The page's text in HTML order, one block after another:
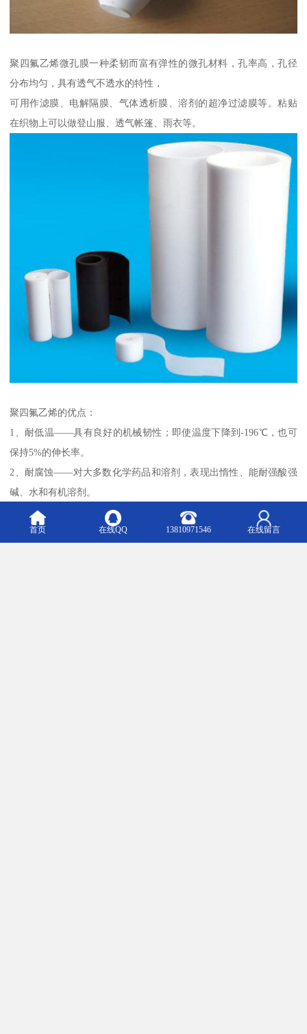
聚四氟乙烯微孔膜一种柔韧而富有弹性的微孔材料，孔率高，孔径
分布均匀，具有透气不透水的特性，
可用作滤膜、电解隔膜、气体透析膜、溶剂的超净过滤膜等。粘贴
在织物上可以做登山服、透气帐篷、雨衣等。
聚四氟乙烯的优点：
1、耐低温——具有良好的机械韧性；即使温度下降到-196℃，也可
保持5%的伸长率。
2、耐腐蚀——对大多数化学药品和溶剂，表现出惰性、能耐强酸强
碱、水和有机溶剂。
3、耐气候——有塑料中佳的老化寿命。
4、高润滑——是固体材料中摩擦系数低者。
首页 在线QQ 13810971546 在线留言